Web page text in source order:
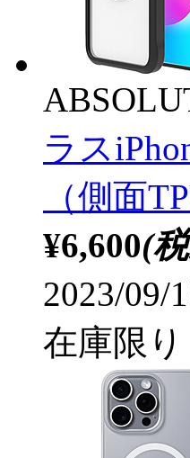
ラス
（側面
¥6,600(
2023/09/
在庫限り